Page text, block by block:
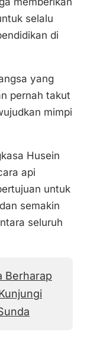
selalu
di
yang
pernah takut
mimpi
Husein
api
untuk
semakin
seluruh
Berharap